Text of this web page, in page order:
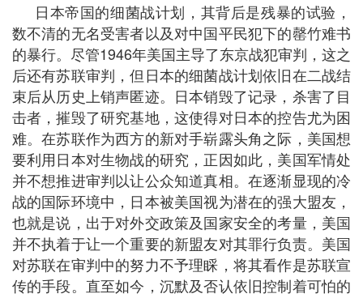
日本帝国的细菌战计划，其背后是残暴的试验，
数不清的无名受害者以及对中国平民犯下的罄竹难书
的暴行。尽管1946年美国主导了东京战犯审判，这之
后还有苏联审判，但日本的细菌战计划依旧在二战结
束后从历史上销声匿迹。日本销毁了记录，杀害了目
击者，摧毁了研究基地，这使得对日本的控告尤为困
难。在苏联作为西方的新对手崭露头角之际，美国想
要利用日本对生物战的研究，正因如此，美国军情处
并不想推进审判以让公众知道真相。在逐渐显现的冷
战的国际环境中，日本被美国视为潜在的强大盟友，
也就是说，出于对外交政策及国家安全的考量，美国
并不执着于让一个重要的新盟友对其罪行负责。美国
对苏联在审判中的努力不予理睬，将其看作是苏联宣
传的手段。直至如今，沉默及否认依旧控制着可怕的